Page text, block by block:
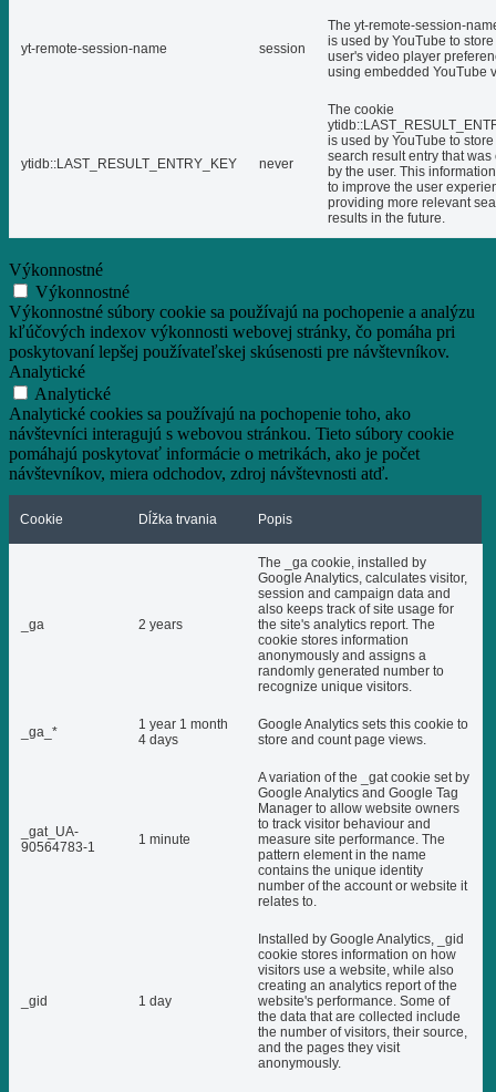
yt-remote-session-name session
The yt-remote-session-
is used by YouTube to
user's video player
using embedded YouTube
ytidb::LAST_RESULT_ENTRY_KEY never
The cookie
is used by YouTube to
search result entry that was
by the user. This
to improve the user
providing more relevant
results in the future.
Výkonnostné
Výkonnostné
Výkonnostné súbory cookie sa používajú na pochopenie a analýzu
kľúčových indexov výkonnosti webovej stránky, čo pomáha pri
poskytovaní lepšej používateľskej skúsenosti pre návštevníkov.
Analytické
Analytické
Analytické cookies sa používajú na pochopenie toho, ako
návštevníci interagujú s webovou stránkou. Tieto súbory cookie
pomáhajú poskytovať informácie o metrikách, ako je počet
návštevníkov, miera odchodov, zdroj návštevnosti atď.
Cookie Dĺžka trvania Popis
_ga 2 years
The _ga cookie, installed by
Google Analytics, calculates visitor,
session and campaign data and
also keeps track of site usage for
the site's analytics report. The
cookie stores information
anonymously and assigns a
randomly generated number to
recognize unique visitors.
_ga_*
1 year 1 month
4 days
Google Analytics sets this cookie to
store and count page views.
_gat_UA-
90564783-1
1 minute
A variation of the _gat cookie set by
Google Analytics and Google Tag
Manager to allow website owners
to track visitor behaviour and
measure site performance. The
pattern element in the name
contains the unique identity
number of the account or website it
relates to.
_gid 1 day
Installed by Google Analytics, _gid
cookie stores information on how
visitors use a website, while also
creating an analytics report of the
website's performance. Some of
the data that are collected include
the number of visitors, their source,
and the pages they visit
anonymously.